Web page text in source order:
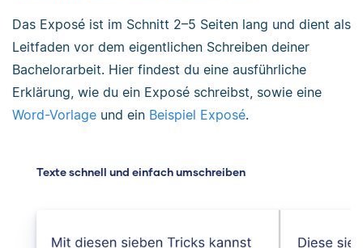
Das Exposé ist im Schnitt 2–5 Seiten lang und dient als
Leitfaden vor dem eigentlichen Schreiben deiner
Bachelorarbeit. Hier findest du eine ausführliche
Erklärung, wie du ein Exposé schreibst, sowie eine
Word-Vorlage und ein Beispiel Exposé.
Texte schnell und einfach umschreiben